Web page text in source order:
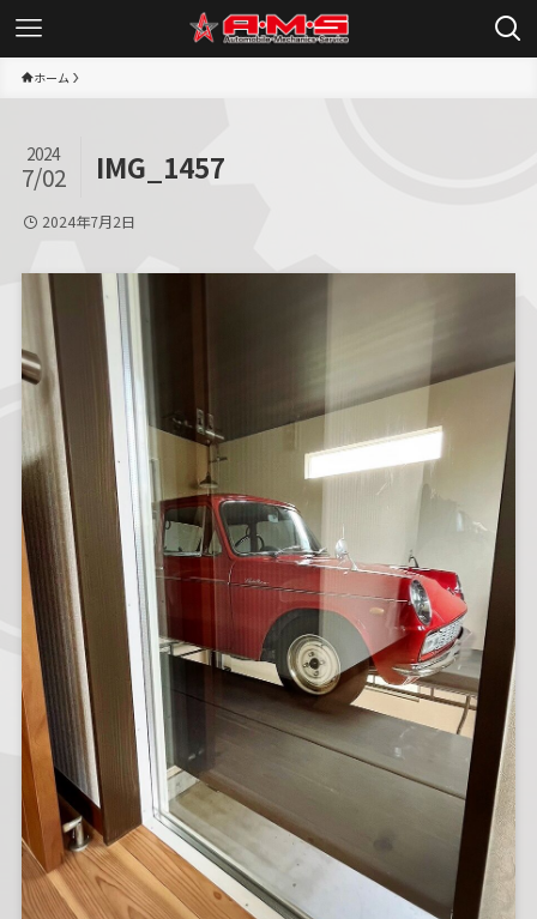
ホーム
IMG_1457
2024
7/02
2024年7月2日